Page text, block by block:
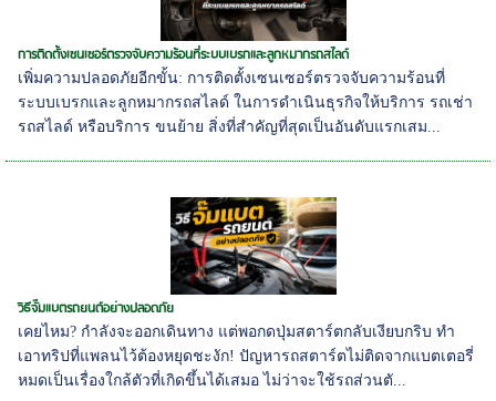
การติดตั้งเซนเซอร์ตรวจจับความร้อนที่ระบบเบรกและลูกหมากรถสไลด์
เพิ่มความปลอดภัยอีกขั้น: การติดตั้งเซนเซอร์ตรวจจับความร้อนที่
ระบบเบรกและลูกหมากรถสไลด์ ในการดำเนินธุรกิจให้บริการ รถเช่า
รถสไลด์ หรือบริการ ขนย้าย สิ่งที่สำคัญที่สุดเป็นอันดับแรกเสม...
วิธีจั๊มแบตรถยนต์อย่างปลอดภัย
เคยไหม? กำลังจะออกเดินทาง แต่พอกดปุ่มสตาร์ตกลับเงียบกริบ ทำ
เอาทริปที่แพลนไว้ต้องหยุดชะงัก! ปัญหารถสตาร์ตไม่ติดจากแบตเตอรี่
หมดเป็นเรื่องใกล้ตัวที่เกิดขึ้นได้เสมอ ไม่ว่าจะใช้รถส่วนตั...